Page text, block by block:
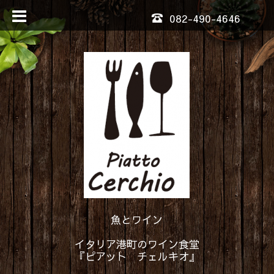
082-490-4646
魚とワイン
イタリア港町のワイン食堂
『ピアット チェルキオ』